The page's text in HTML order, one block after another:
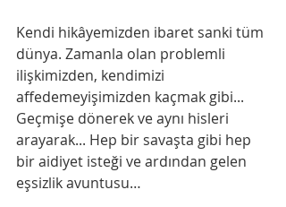
Kendi hikâyemizden ibaret sanki tüm
dünya. Zamanla olan problemli
ilişkimizden, kendimizi
affedemeyişimizden kaçmak gibi...
Geçmişe dönerek ve aynı hisleri
arayarak... Hep bir savaşta gibi hep
bir aidiyet isteği ve ardından gelen
eşsizlik avuntusu…